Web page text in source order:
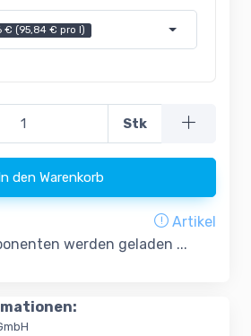
€ (95,84 € pro l)
Stk
In den Warenkorb
Artikel
werden geladen ...